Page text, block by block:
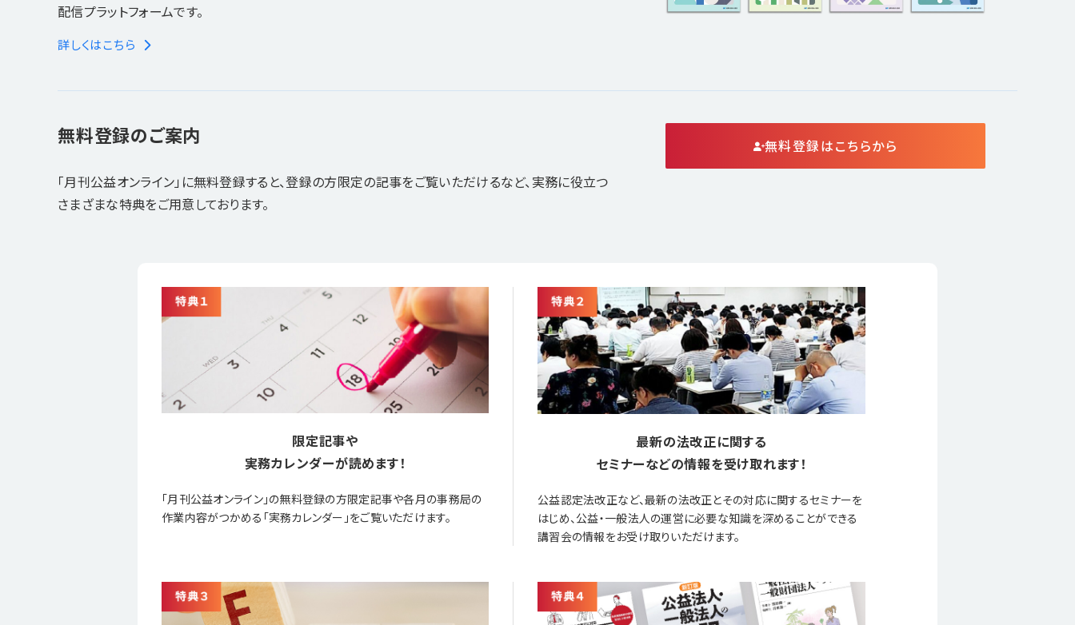
配信プラットフォームです。
詳しくはこちら
無料登録のご案内
「月刊公益オンライン」に無料登録すると、登録の方限定の記事をご覧いただけるなど、実務に役立つ
さまざまな特典をご用意しております。
無料登録はこちらから
限定記事や
実務カレンダーが読めます！
「月刊公益オンライン」の無料登録の方限定記事や各月の事務局の
作業内容がつかめる「実務カレンダー」をご覧いただけます。
最新の法改正に関する
セミナーなどの情報を受け取れます！
公益認定法改正など、最新の法改正とその対応に関するセミナーを
はじめ、公益・一般法人の運営に必要な知識を深めることができる
講習会の情報をお受け取りいただけます。